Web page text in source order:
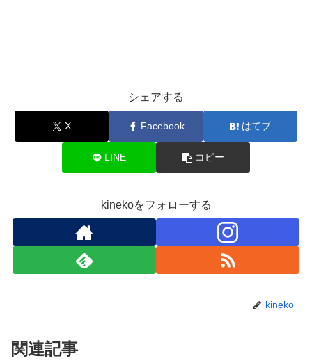
シェアする
X Facebook はてブ
LINE コピー
kinekoをフォローする
kineko
関連記事